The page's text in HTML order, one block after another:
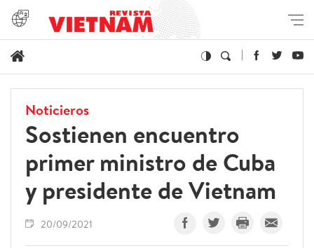
Noticieros
Sostienen encuentro
primer ministro de Cuba
y presidente de Vietnam
20/09/2021